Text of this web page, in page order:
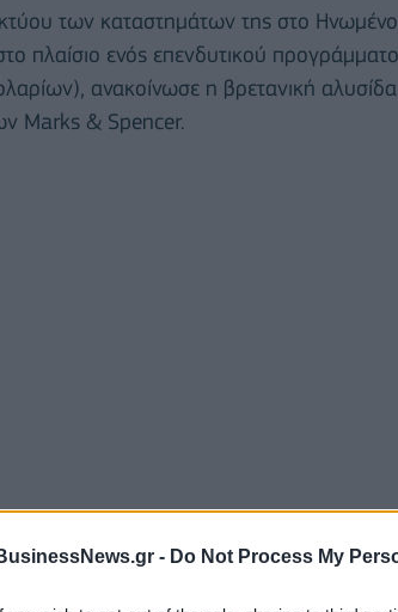
- Do Not Process My
των καταστημάτων της στο Ηνωμένο
πλαίσιο ενός επενδυτικού
ανακοίνωσε η βρετανική αλυσίδα
Marks & Spencer.
σχεδιάζει το άνοιγμα 20 νέων
2024, κίνηση που θα δημιουργήσει
Ηνωμένο Βασίλειο.